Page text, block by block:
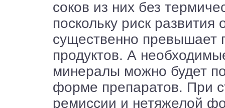
соков из них без
поскольку риск развития
существенно превышает
продуктов. А
минералы можно будет
форме препаратов. При
ремиссии и нетяжелой